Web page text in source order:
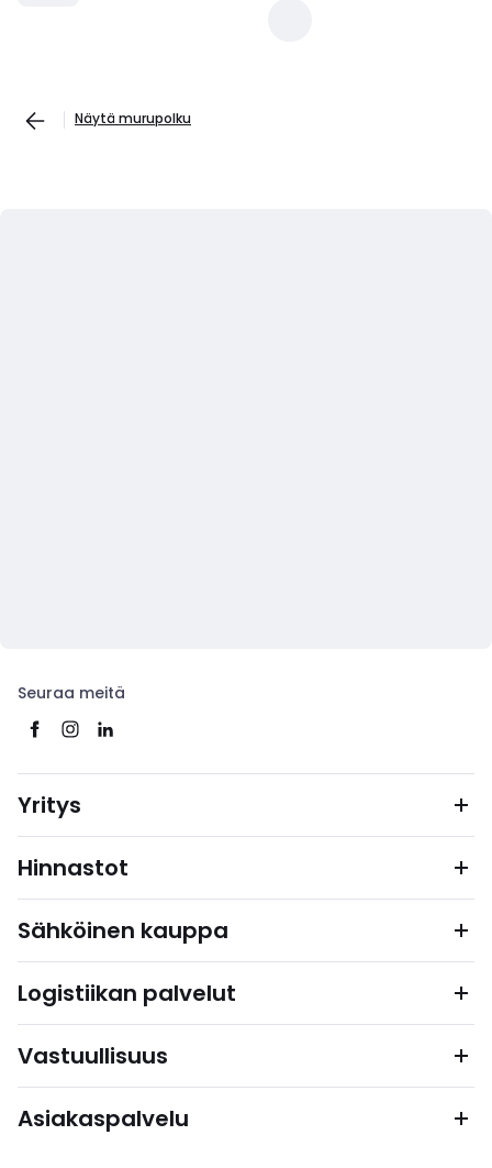
Näytä murupolku
Seuraa meitä
Yritys
Hinnastot
Sähköinen kauppa
Logistiikan palvelut
Vastuullisuus
Asiakaspalvelu